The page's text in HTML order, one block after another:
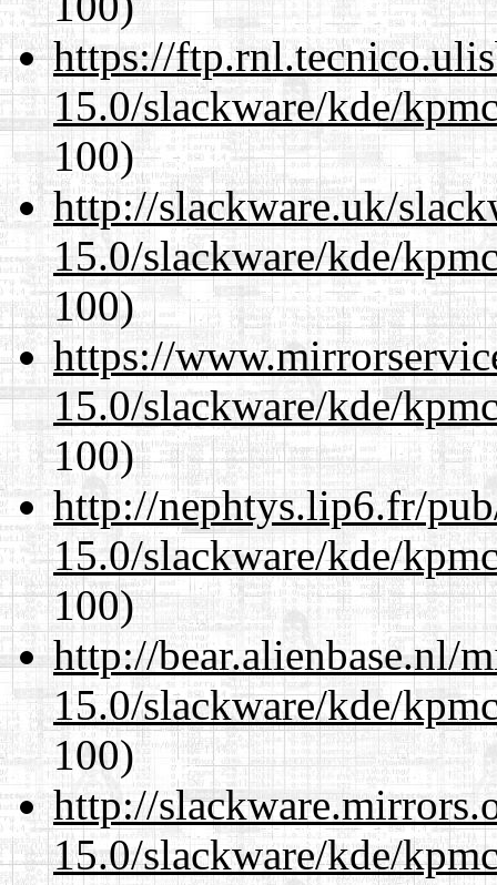
https://
15.0/slackware/kde/
100)
http://slackware.uk/
15.0/slackware/kde/
100)
https://
15.0/slackware/kde/
100)
http://nephtys.lip6.fr/
15.0/slackware/kde/
100)
http://bear.alienbase.nl/
15.0/slackware/kde/
100)
http://
15.0/slackware/kde/